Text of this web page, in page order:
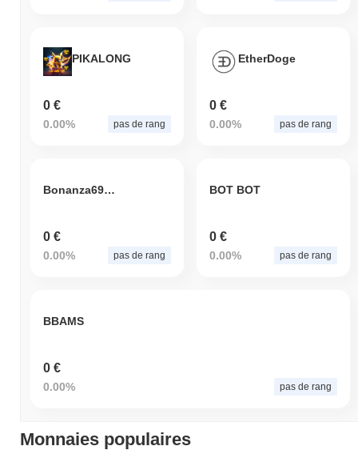
PIKALONG
0 €
0.00% pas de rang
EtherDoge
0 €
0.00% pas de rang
Bonanza6900
0 €
0.00% pas de rang
BOT BOT
0 €
0.00% pas de rang
BBAMS
0 €
0.00% pas de rang
Monnaies populaires